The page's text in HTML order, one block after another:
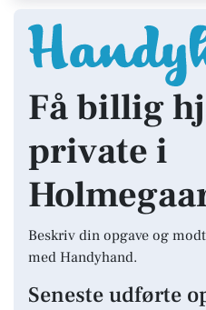
Få billig
private i
Beskriv din opgave og
med Handyhand.
Seneste udførte